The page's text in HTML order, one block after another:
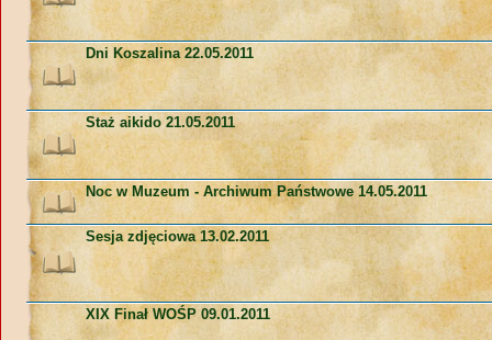
Dni Koszalina 22.05.2011
Staż aikido 21.05.2011
Noc w Muzeum - Archiwum Państwowe 14.05.2011
Sesja zdjęciowa 13.02.2011
XIX Finał WOŚP 09.01.2011